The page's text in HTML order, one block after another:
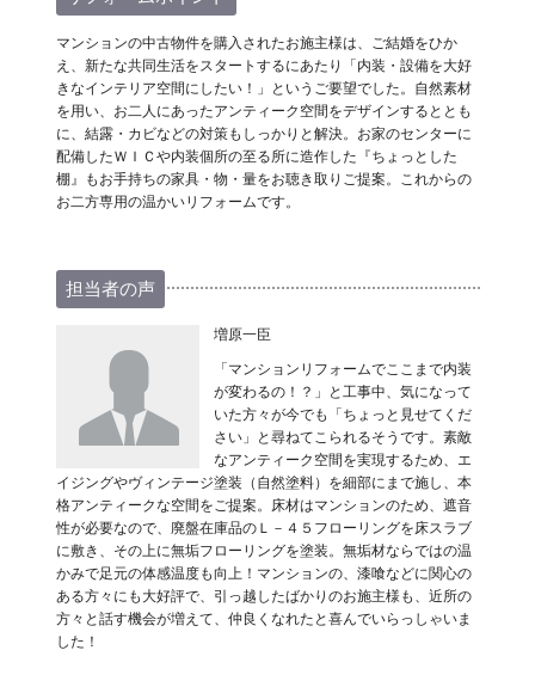
マンションの中古物件を購入されたお施主様は、ご結婚をひか
え、新たな共同生活をスタートするにあたり「内装・設備を大好
きなインテリア空間にしたい！」というご要望でした。自然素材
を用い、お二人にあったアンティーク空間をデザインするととも
に、結露・カビなどの対策もしっかりと解決。お家のセンターに
配備したＷＩＣや内装個所の至る所に造作した『ちょっとした
棚』もお手持ちの家具・物・量をお聴き取りご提案。これからの
お二方専用の温かいリフォームです。
担当者の声
増原一臣
「マンションリフォームでここまで内装
が変わるの！？」と工事中、気になって
いた方々が今でも「ちょっと見せてくだ
さい」と尋ねてこられるそうです。素敵
なアンティーク空間を実現するため、エ
イジングやヴィンテージ塗装（自然塗料）を細部にまで施し、本
格アンティークな空間をご提案。床材はマンションのため、遮音
性が必要なので、廃盤在庫品のＬ－４５フローリングを床スラブ
に敷き、その上に無垢フローリングを塗装。無垢材ならではの温
かみで足元の体感温度も向上！マンションの、漆喰などに関心の
ある方々にも大好評で、引っ越したばかりのお施主様も、近所の
方々と話す機会が増えて、仲良くなれたと喜んでいらっしゃいま
した！